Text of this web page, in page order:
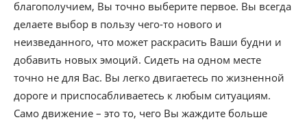
благополучием, Вы точно выберите первое. Вы всегда
делаете выбор в пользу чего-то нового и
неизведанного, что может раскрасить Ваши будни и
добавить новых эмоций. Сидеть на одном месте
точно не для Вас. Вы легко двигаетесь по жизненной
дороге и приспосабливаетесь к любым ситуациям.
Само движение – это то, чего Вы жаждите больше